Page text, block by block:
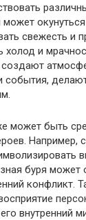
окунуться
свежесть и
холод и
создают
события,
может быть
Например,
буря может
конфликт.
внутренний